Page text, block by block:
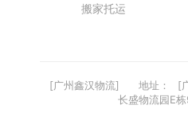
搬家托运
[广州鑫汉物流] 地址：
[
长盛物流园E